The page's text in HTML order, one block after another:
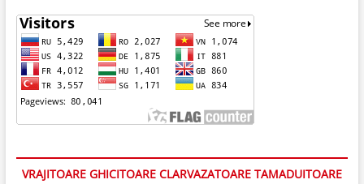
VRAJITOARE GHICITOARE CLARVAZATOARE TAMADUITOARE